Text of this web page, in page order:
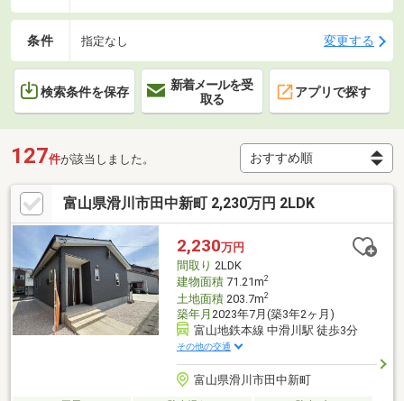
条件 指定なし 変更する
検索条件を保存
新着メールを受
取る
アプリで探す
127件が該当しました。
富山県滑川市田中新町 2,230万円 2LDK
2,230万円
間取り 2LDK
建物面積71.21m2
土地面積203.7m2
築年月 2023年7月(築3年2ヶ月)
富山地鉄本線 中滑川駅 徒歩3分
その他の交通
富山県滑川市田中新町